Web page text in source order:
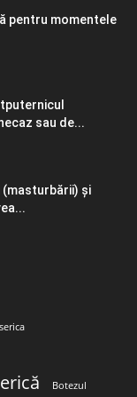
pentru momentele
sau de...
(masturbării) şi
Botezul